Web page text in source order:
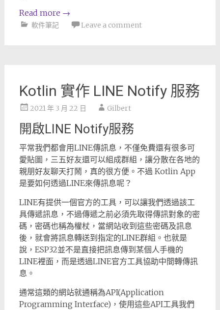
Read more →
軟件筆記 Leave a comment
Kotlin 實作 LINE Notify 服務
2021 年 3 月 22 日 Gilbert
開啟LINE Notify服務
平常我們都會用LINE傳訊息，不僅免費還有很多可
愛貼圖，三五好友還可以組成群組，讓分散在各地的
親朋好友聊天打鬧，真的很方便。不過 Kotlin App
是要如何透過LINE來傳訊息呢？
LINE有提供一個官方的工具，可以讓我們透過該工
具傳遞訊息，不過傳遞之前必須先取得傳訊對象的密
碼，密碼也稱為權杖，當網站收到這些密碼及訊息
後，就會將訊息轉送到指定的LINE群組。也就是
說，ESP32並不是直接把訊息傳到某個人手機的
LINE裡面，而是透過LINE官方工具協助中間轉傳訊
息。
通常這類的網站就通稱為API(Application
Programming Interface)，使用這些API工具我們